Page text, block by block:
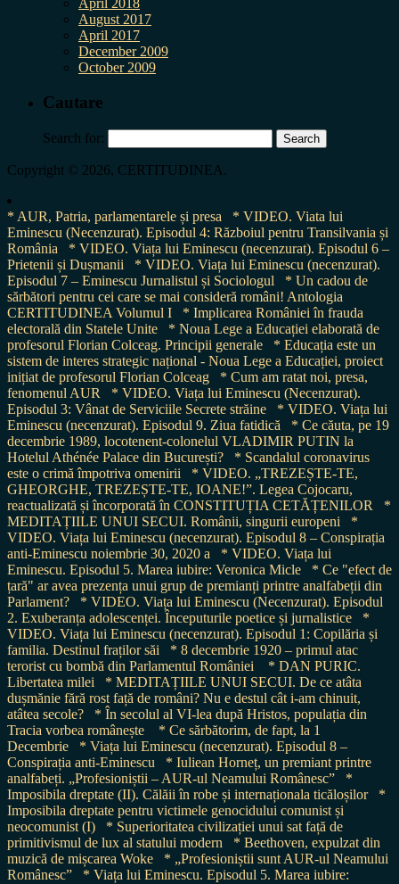
April 2018
August 2017
April 2017
December 2009
October 2009
Cautare
Search for:
Copyright © 2026, CERTITUDINEA.
* AUR, Patria, parlamentarele și presa
* VIDEO. Viata lui
Eminescu (Necenzurat). Episodul 4: Războiul pentru Transilvania și
România
* VIDEO. Viața lui Eminescu (necenzurat). Episodul 6 –
Prietenii și Dușmanii
* VIDEO. Viața lui Eminescu (necenzurat).
Episodul 7 – Eminescu Jurnalistul și Sociologul
* Un cadou de
sărbători pentru cei care se mai consideră români! Antologia
CERTITUDINEA Volumul I
* Implicarea României în frauda
electorală din Statele Unite
* Noua Lege a Educației elaborată de
profesorul Florian Colceag. Principii generale
* Educația este un
sistem de interes strategic național - Noua Lege a Educației, proiect
inițiat de profesorul Florian Colceag
* Cum am ratat noi, presa,
fenomenul AUR
* VIDEO. Viața lui Eminescu (Necenzurat).
Episodul 3: Vânat de Serviciile Secrete străine
* VIDEO. Viața lui
Eminescu (necenzurat). Episodul 9. Ziua fatidică
* Ce căuta, pe 19
decembrie 1989, locotenent-colonelul VLADIMIR PUTIN la
Hotelul Athénée Palace din București?
* Scandalul coronavirus
este o crimă împotriva omenirii
* VIDEO. „TREZEȘTE-TE,
GHEORGHE, TREZEȘTE-TE, IOANE!”. Legea Cojocaru,
reactualizată și încorporată în CONSTITUȚIA CETĂȚENILOR
*
MEDITAȚIILE UNUI SECUI. Românii, singurii europeni
*
VIDEO. Viața lui Eminescu (necenzurat). Episodul 8 – Conspirația
anti-Eminescu noiembrie 30, 2020 a
* VIDEO. Viața lui
Eminescu. Episodul 5. Marea iubire: Veronica Micle
* Ce "efect de
țară" ar avea prezența unui grup de premianți printre analfabeții din
Parlament?
* VIDEO. Viața lui Eminescu (Necenzurat). Episodul
2. Exuberanța adolescenței. Începuturile poetice și jurnalistice
*
VIDEO. Viața lui Eminescu (necenzurat). Episodul 1: Copilăria și
familia. Destinul fraților săi
* 8 decembrie 1920 – primul atac
terorist cu bombă din Parlamentul României
* DAN PURIC.
Libertatea milei
* MEDITAȚIILE UNUI SECUI. De ce atâta
dușmănie fără rost față de români? Nu e destul cât i-am chinuit,
atâtea secole?
* În secolul al VI-lea după Hristos, populația din
Tracia vorbea românește
* Ce sărbătorim, de fapt, la 1
Decembrie
* Viața lui Eminescu (necenzurat). Episodul 8 –
Conspirația anti-Eminescu
* Iuliean Horneț, un premiant printre
analfabeți. „Profesioniștii – AUR-ul Neamului Românesc”
*
Imposibila dreptate (II). Călăii în robe și internaționala ticăloșilor
*
Imposibila dreptate pentru victimele genocidului comunist și
neocomunist (I)
* Superioritatea civilizației unui sat față de
primitivismul de lux al statului modern
* Beethoven, expulzat din
muzică de mișcarea Woke
* „Profesioniștii sunt AUR-ul Neamului
Românesc”
* Viața lui Eminescu. Episodul 5. Marea iubire: